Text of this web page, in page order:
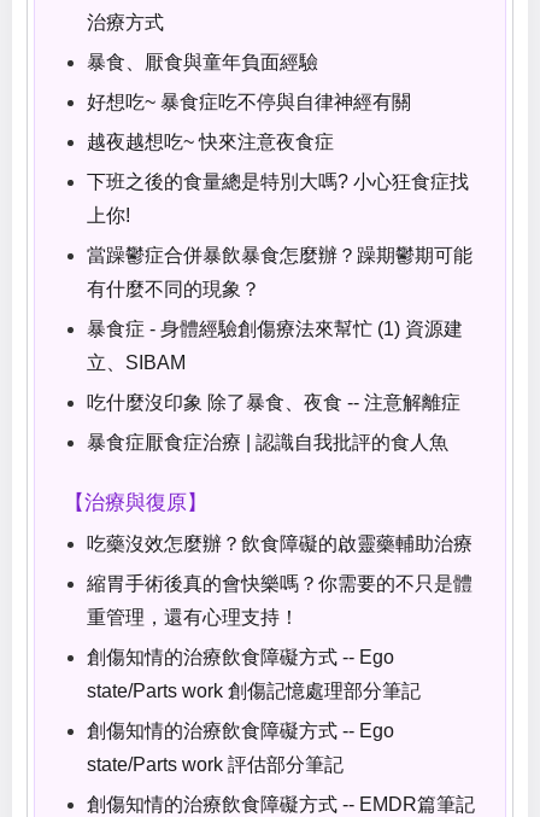
治療方式
暴食、厭食與童年負面經驗
好想吃~ 暴食症吃不停與自律神經有關
越夜越想吃~ 快來注意夜食症
下班之後的食量總是特別大嗎? 小心狂食症找
上你!
當躁鬱症合併暴飲暴食怎麼辦？躁期鬱期可能
有什麼不同的現象？
暴食症 - 身體經驗創傷療法來幫忙 (1) 資源建
立、SIBAM
吃什麼沒印象 除了暴食、夜食 -- 注意解離症
暴食症厭食症治療 | 認識自我批評的食人魚
【治療與復原】
吃藥沒效怎麼辦？飲食障礙的啟靈藥輔助治療
縮胃手術後真的會快樂嗎？你需要的不只是體
重管理，還有心理支持！
創傷知情的治療飲食障礙方式 -- Ego
state/Parts work 創傷記憶處理部分筆記
創傷知情的治療飲食障礙方式 -- Ego
state/Parts work 評估部分筆記
創傷知情的治療飲食障礙方式 -- EMDR篇筆記